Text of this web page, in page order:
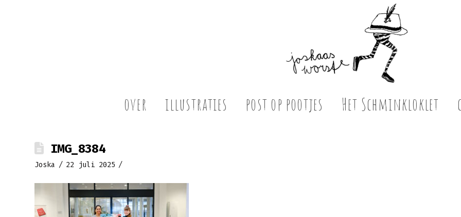
over illustraties post op pootjes Het Schminkloklet
IMG_8384
Joska 22 juli 2025